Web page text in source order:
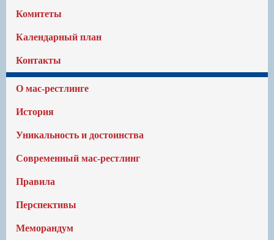
Комитеты
Календарный план
Контакты
О мас-рестлинге
История
Уникальность и достоинства
Современный мас-рестлинг
Правила
Перспективы
Меморандум